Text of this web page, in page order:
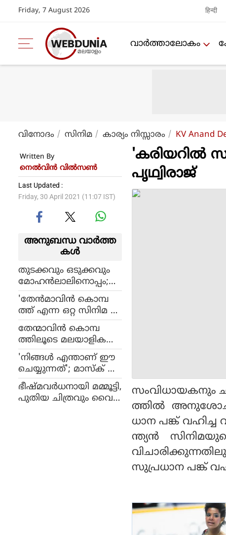
Friday, 7 August 2026 हिन्दी
വാര്‍ത്താലോകം
വിനോദം സിനിമ കാര്യം നിസ്സാരം KV Anand
Written By
നെല്‍വിന്‍ വില്‍സണ്‍
Last Updated :
Friday, 30 April 2021 (11:07 IST)
അനുബന്ധ വാര്‍ത്ത
കള്‍
തുടക്കവും ഒടുക്കവും
മോഹന്‍ലാലിനൊപ്പം;
കെ.വി.ആനന്ദിന്റെ
നിര്യാണത്തില്‍ വിതുമ്പി
സിനിമാലോകം
'തേന്‍മാവിന്‍ കൊമ്പ
ത്ത് എന്ന ഒറ്റ സിനിമ മ
തി ആനന്ദ് സാര്‍ നിങ്ങ
ളെ മറക്കാതിരിക്കാന്‍';
ആദരാഞ്ജലി അര്‍പ്പിച്ച്
മലയാളം-തമിഴ് താരങ്ങ
ള്‍
തേന്മാവിന്‍ കൊമ്പ
ത്തിലൂടെ മലയാളിക
ളുടെ മനസെടുത്ത
ഛായാഗ്രഹകനും
സംവിധായകനുമായ
കെവി ആനന്ദ് അന്ത
രിച്ചു
'നിങ്ങള്‍ എന്താണ് ഈ
ചെയ്യുന്നത്'; മാസ്‌ക് ഊ
രിയ ആരാധകനെ പാഠം
പഠിപ്പിച്ച് സാറ
ഭീഷ്മവര്‍ധനായി മമ്മൂട്ടി,
പുതിയ ചിത്രവും വൈറ
'കരിയറില്‍
പൃഥ്വിരാജ്
സംവിധായകനും
ത്തില്‍
ധാന പങ്ക്
ന്ത്യന്‍
സുപ്രധാന പങ്ക്